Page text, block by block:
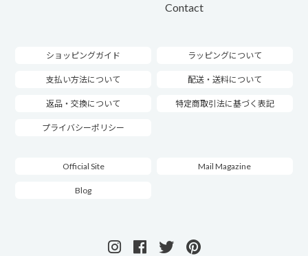
Contact
ショッピングガイド ラッピングについて
支払い方法について 配送・送料について
返品・交換について 特定商取引法に基づく表記
プライバシーポリシー
Official Site Mail Magazine
Blog